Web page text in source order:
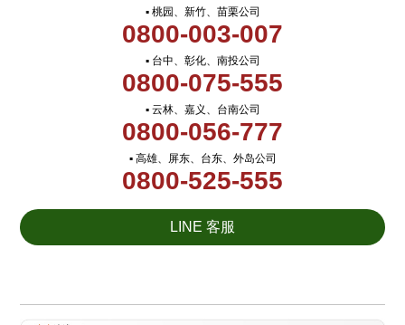
▪ 桃园、新竹、苗栗公司
0800-003-007
▪ 台中、彰化、南投公司
0800-075-555
▪ 云林、嘉义、台南公司
0800-056-777
▪ 高雄、屏东、台东、外岛公司
0800-525-555
LINE 客服